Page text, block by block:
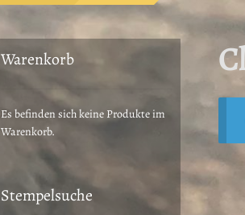
Warenkorb
Es befinden sich keine Produkte im
Warenkorb.
Stempelsuche